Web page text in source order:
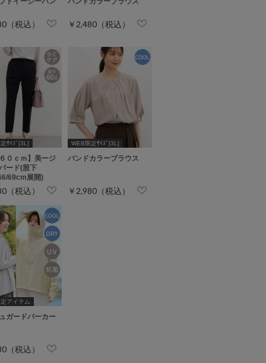
（税込） ￥2,480（税込）
ｻｲｽﾞ[3L]
６０ｃｍ】美ージ
ード(股下
69cm展開)
（税込）
WEB限定ｻｲｽﾞ[3L]
バンドカラーブラウス
￥2,980（税込）
アイテム
ガードパーカー
（税込）